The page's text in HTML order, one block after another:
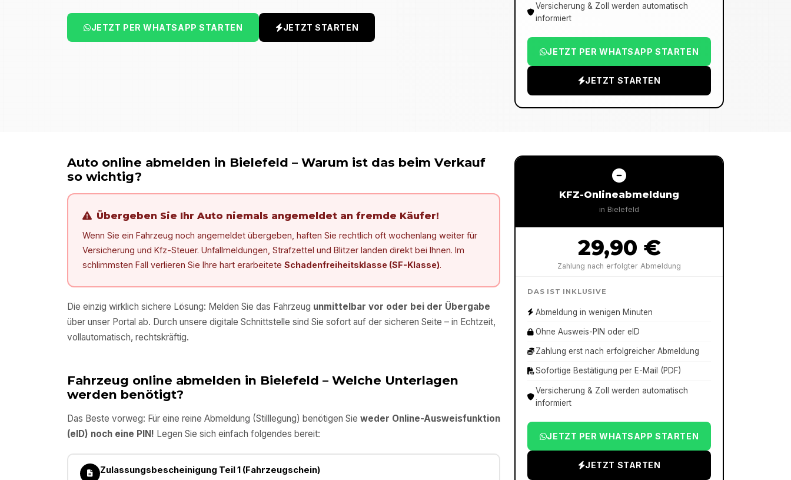
JETZT PER WHATSAPP STARTEN JETZT STARTEN
Versicherung & Zoll werden automatisch
informiert
JETZT PER WHATSAPP STARTEN
JETZT STARTEN
Auto online abmelden in Bielefeld – Warum ist das beim Verkauf
so wichtig?
Übergeben Sie Ihr Auto niemals angemeldet an fremde Käufer!
Wenn Sie ein Fahrzeug noch angemeldet übergeben, haften Sie rechtlich oft wochenlang weiter für
Versicherung und Kfz-Steuer. Unfallmeldungen, Strafzettel und Blitzer landen direkt bei Ihnen. Im
schlimmsten Fall verlieren Sie Ihre hart erarbeitete Schadenfreiheitsklasse (SF-Klasse).
Die einzig wirklich sichere Lösung: Melden Sie das Fahrzeug unmittelbar vor oder bei der Übergabe
über unser Portal ab. Durch unsere digitale Schnittstelle sind Sie sofort auf der sicheren Seite – in Echtzeit,
vollautomatisch, rechtskräftig.
Fahrzeug online abmelden in Bielefeld – Welche Unterlagen
werden benötigt?
Das Beste vorweg: Für eine reine Abmeldung (Stilllegung) benötigen Sie weder Online-Ausweisfunktion
(eID) noch eine PIN! Legen Sie sich einfach folgendes bereit:
Zulassungsbescheinigung Teil 1 (Fahrzeugschein)
KFZ-Onlineabmeldung
in Bielefeld
29,90 €
Zahlung nach erfolgter Abmeldung
DAS IST INKLUSIVE
Abmeldung in wenigen Minuten
Ohne Ausweis-PIN oder eID
Zahlung erst nach erfolgreicher Abmeldung
Sofortige Bestätigung per E-Mail (PDF)
Versicherung & Zoll werden automatisch
informiert
JETZT PER WHATSAPP STARTEN
JETZT STARTEN